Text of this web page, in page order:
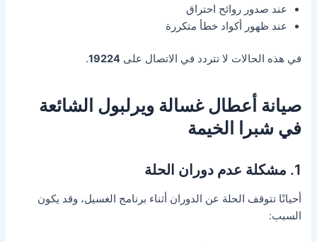
عند صدور روائح احتراق
عند ظهور أكواد خطأ متكررة
في هذه الحالات لا تتردد في الاتصال على19224
.
صيانة أعطال غسالة ويرلبول الشائعة
في شبرا الخيمة
1. مشكلة عدم دوران الحلة
أحيانًا تتوقف الحلة عن الدوران أثناء برنامج الغسيل، وقد يكون
السبب: